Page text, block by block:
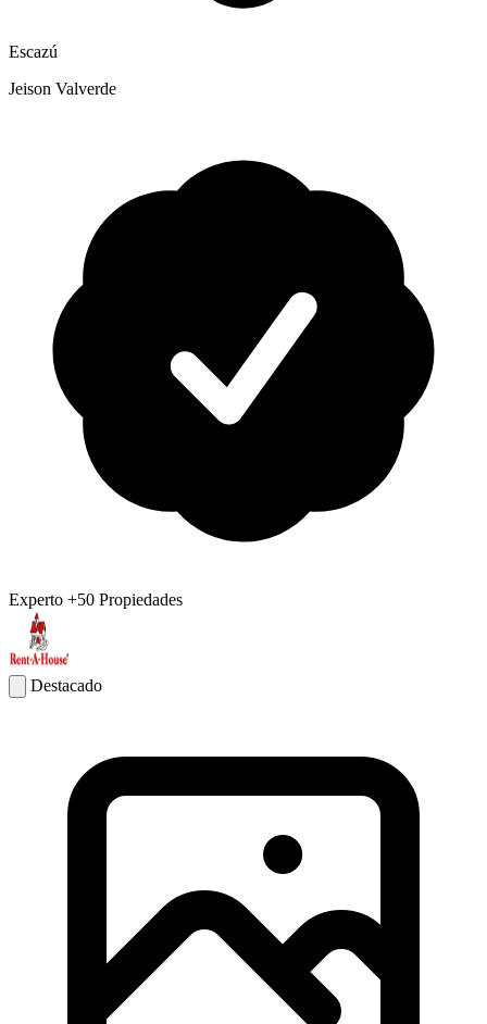
Escazú
Jeison Valverde
Experto +50 Propiedades
Destacado